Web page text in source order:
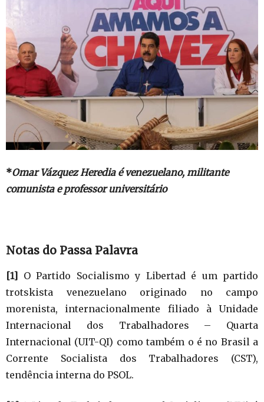
*Omar Vázquez Heredia é venezuelano, militante
comunista e professor universitário
Notas do Passa Palavra
[1]
O Partido Socialismo y Libertad é um partido
trotskista venezuelano originado no campo
morenista, internacionalmente filiado à Unidade
Internacional dos Trabalhadores – Quarta
Internacional (UIT-QI) como também o é no Brasil a
Corrente Socialista dos Trabalhadores (CST),
tendência interna do PSOL.